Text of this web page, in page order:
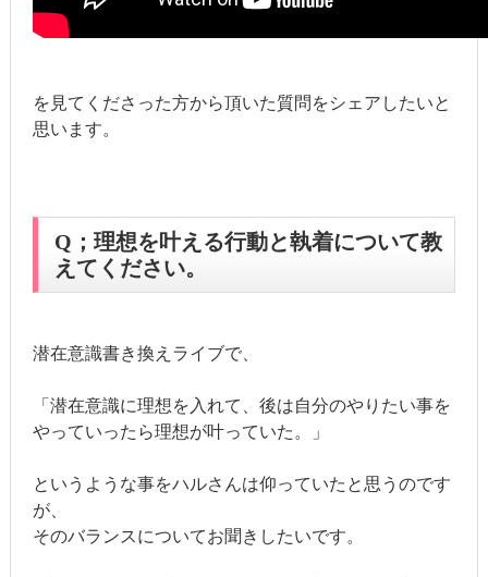
を見てくださった方から頂いた質問をシェアしたいと
思います。
Q；理想を叶える行動と執着について教
えてください。
潜在意識書き換えライブで、
「潜在意識に理想を入れて、後は自分のやりたい事を
やっていったら理想が叶っていた。」
というような事をハルさんは仰っていたと思うのです
が、
そのバランスについてお聞きしたいです。